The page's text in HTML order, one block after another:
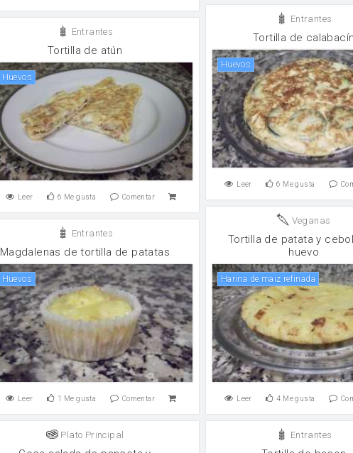
Entrantes
Tortilla de calabacín
huevos
Leer 6 Me gusta
Entrantes
Tortilla de atún
huevos
Leer 6 Me gusta Comentar
Veganas
Tortilla de patata y
huevo
Harina de maiz refinada
Leer 4 Me gusta
Entrantes
Magdalenas de tortilla de patatas
huevos
Leer 1 Me gusta Comentar
Plato Principal Entrantes